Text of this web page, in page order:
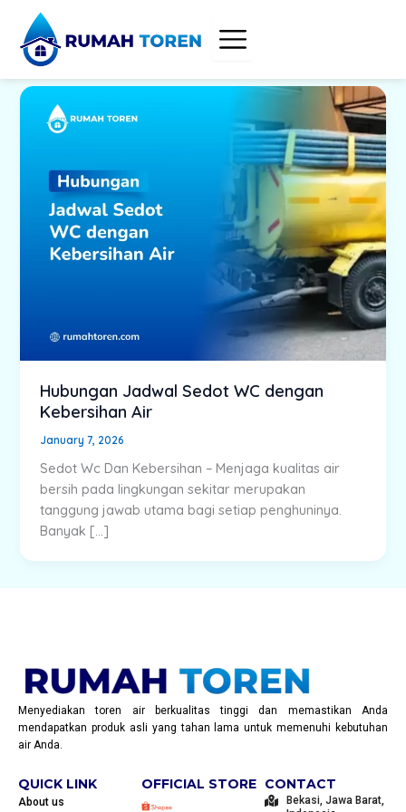
content
Hubungan Jadwal Sedot WC dengan
Kebersihan Air
January 7, 2026
Sedot Wc Dan Kebersihan – Menjaga kualitas air
bersih pada lingkungan sekitar merupakan
tanggung jawab utama bagi setiap penghuninya.
Banyak […]
Menyediakan toren air berkualitas tinggi dan memastikan Anda
mendapatkan produk asli yang tahan lama untuk memenuhi kebutuhan
air Anda.
QUICK LINK
About us
OFFICIAL STORE CONTACT
Bekasi, Jawa Barat,